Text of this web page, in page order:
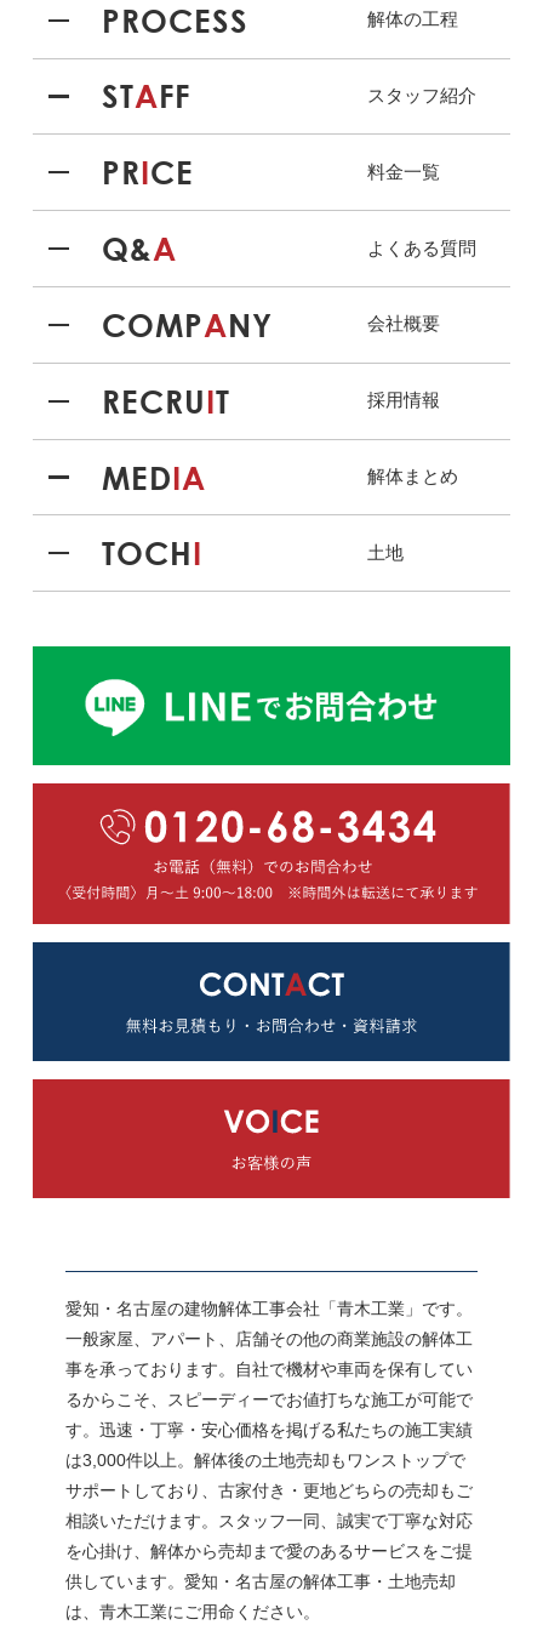
PROCESS 解体の工程
STAFF スタッフ紹介
PRICE 料金一覧
Q&A よくある質問
COMPANY 会社概要
RECRUIT 採用情報
MEDIA 解体まとめ
TOCHI 土地
愛知・名古屋の建物解体工事会社「青木工業」です。
一般家屋、アパート、店舗その他の商業施設の解体工
事を承っております。自社で機材や車両を保有してい
るからこそ、スピーディーでお値打ちな施工が可能で
す。迅速・丁寧・安心価格を掲げる私たちの施工実績
は3,000件以上。解体後の土地売却もワンストップで
サポートしており、古家付き・更地どちらの売却もご
相談いただけます。スタッフ一同、誠実で丁寧な対応
を心掛け、解体から売却まで愛のあるサービスをご提
供しています。愛知・名古屋の解体工事・土地売却
は、青木工業にご用命ください。